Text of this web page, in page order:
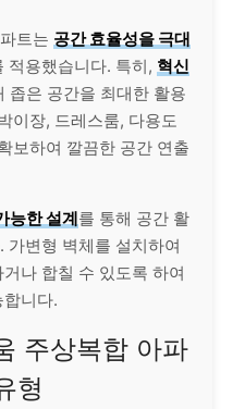
트는 공간 효율성을 극대
적용했습니다. 특히, 혁신
좁은 공간을 최대한 활용
이장, 드레스룸, 다용도
보하여 깔끔한 공간 연출
능한 설계를 통해 공간 활
가변형 벽체를 설치하여
나 합칠 수 있도록 하여
니다.
주상복합 아파
형